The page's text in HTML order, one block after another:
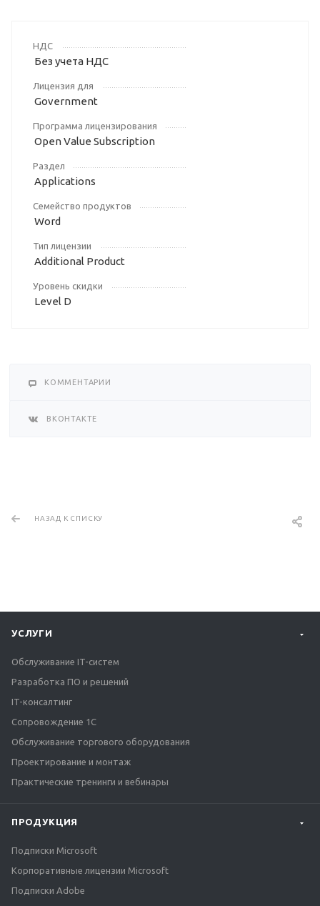
НДС
Без учета НДС
Лицензия для
Government
Программа лицензирования
Open Value Subscription
Раздел
Applications
Семейство продуктов
Word
Тип лицензии
Additional Product
Уровень скидки
Level D
КОММЕНТАРИИ
ВКОНТАКТЕ
НАЗАД К СПИСКУ
УСЛУГИ
Обслуживание IT-систем
Разработка ПО и решений
IT-консалтинг
Сопровождение 1С
Обслуживание торгового оборудования
Проектирование и монтаж
Практические тренинги и вебинары
ПРОДУКЦИЯ
Подписки Microsoft
Корпоративные лицензии Microsoft
Подписки Adobe